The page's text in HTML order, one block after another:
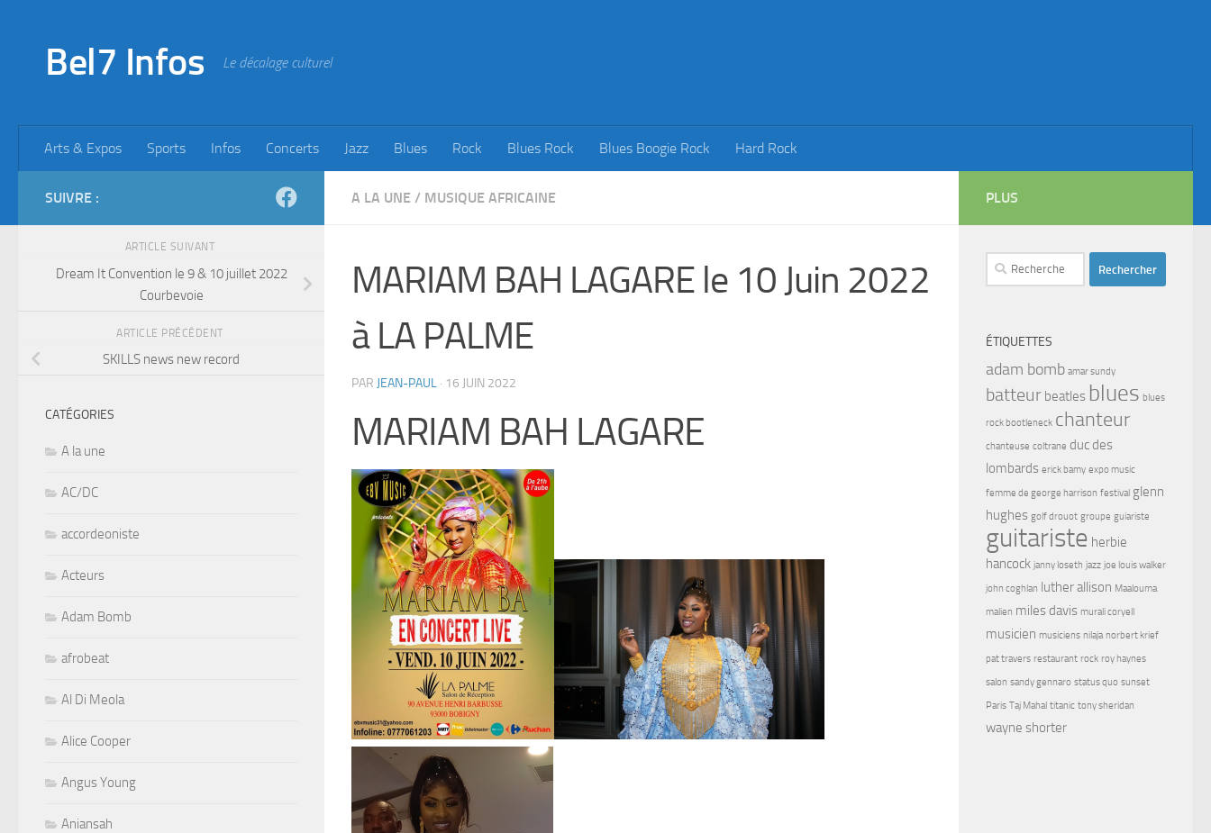
Bel7 Infos Le décalage culturel
Arts & Expos Sports Infos Concerts Jazz Blues Rock Blues Rock Blues Boogie Rock Hard Rock
A LA UNE / MUSIQUE AFRICAINE
MARIAM BAH LAGARE le 10 Juin 2022
à LA PALME
PAR JEAN-PAUL · 16 JUIN 2022
MARIAM BAH LAGARE
SUIVRE :
ARTICLE SUIVANT
Dream It Convention le 9 & 10 juillet 2022
Courbevoie
ARTICLE PRÉCÉDENT
SKILLS news new record
CATÉGORIES
A la une
AC/DC
accordeoniste
Acteurs
Adam Bomb
afrobeat
Al Di Meola
Alice Cooper
Angus Young
Aniansah
PLUS
Rechercher :
ÉTIQUETTES
adam bomb amar sundy
batteur beatles blues blues
rock bootleneck chanteur
chanteuse coltrane duc des
lombards erick bamy expo music
femme de george harrison festival glenn
hughes golf drouot groupe guiariste
guitariste herbie
hancock janny loseth jazz joe louis walker
john coghlan luther allison Maalouma
malien miles davis murali coryell
musicien musiciens nilaja norbert krief
pat travers restaurant rock roy haynes
salon sandy gennaro status quo sunset
Paris Taj Mahal titanic tony sheridan
wayne shorter